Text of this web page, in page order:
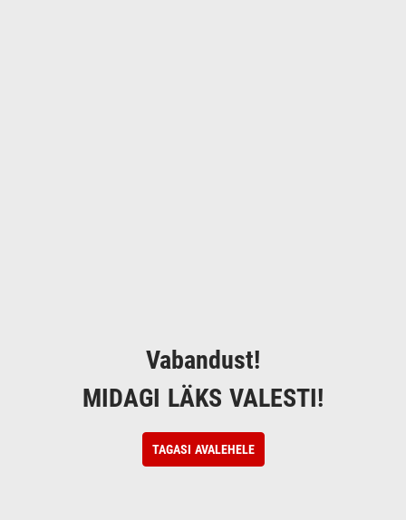
Vabandust!
MIDAGI LÄKS VALESTI!
TAGASI AVALEHELE